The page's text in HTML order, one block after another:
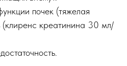
почек (тяжелая
(клиренс креатинина 30 мл/